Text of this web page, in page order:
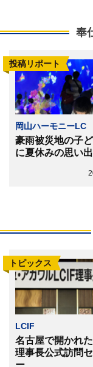
奉
投稿リポート
岡山ハーモニーLC
豪雨被災地の子
に夏休みの思い
トピックス
LCIF
名古屋で開かれ
理事長公式訪問
ー